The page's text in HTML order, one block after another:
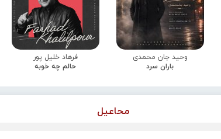
وحید جان محمدی
باران سرد
فرهاد خلیل پور
حالم چه خوبه
محاعیل